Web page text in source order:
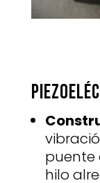
puente
hilo